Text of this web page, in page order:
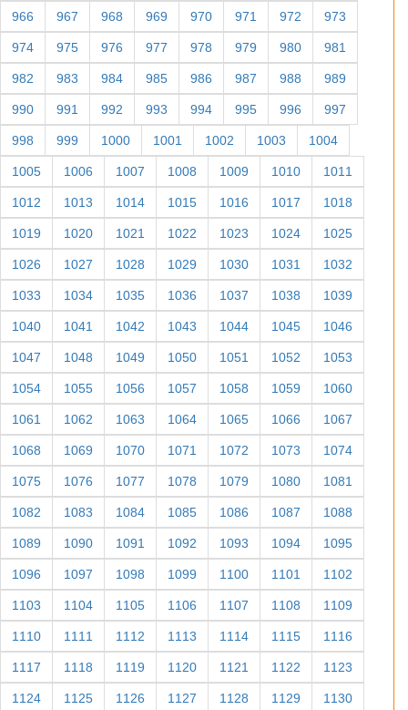
966 967 968 969 970 971 972 973
974 975 976 977 978 979 980 981
982 983 984 985 986 987 988 989
990 991 992 993 994 995 996 997
998 999 1000 1001 1002 1003 1004
1005 1006 1007 1008 1009 1010 1011
1012 1013 1014 1015 1016 1017 1018
1019 1020 1021 1022 1023 1024 1025
1026 1027 1028 1029 1030 1031 1032
1033 1034 1035 1036 1037 1038 1039
1040 1041 1042 1043 1044 1045 1046
1047 1048 1049 1050 1051 1052 1053
1054 1055 1056 1057 1058 1059 1060
1061 1062 1063 1064 1065 1066 1067
1068 1069 1070 1071 1072 1073 1074
1075 1076 1077 1078 1079 1080 1081
1082 1083 1084 1085 1086 1087 1088
1089 1090 1091 1092 1093 1094 1095
1096 1097 1098 1099 1100 1101 1102
1103 1104 1105 1106 1107 1108 1109
1110 1111 1112 1113 1114 1115 1116
1117 1118 1119 1120 1121 1122 1123
1124 1125 1126 1127 1128 1129 1130